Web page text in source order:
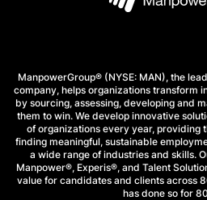
ManpowerGroup® (NYSE: MAN), the
company, helps organizations transform
by sourcing, assessing, developing and
them to win. We develop innovative
of organizations every year, providing
finding meaningful, sustainable
a wide range of industries and skills.
Manpower®, Experis®, and Talent
value for candidates and clients across
has done so for